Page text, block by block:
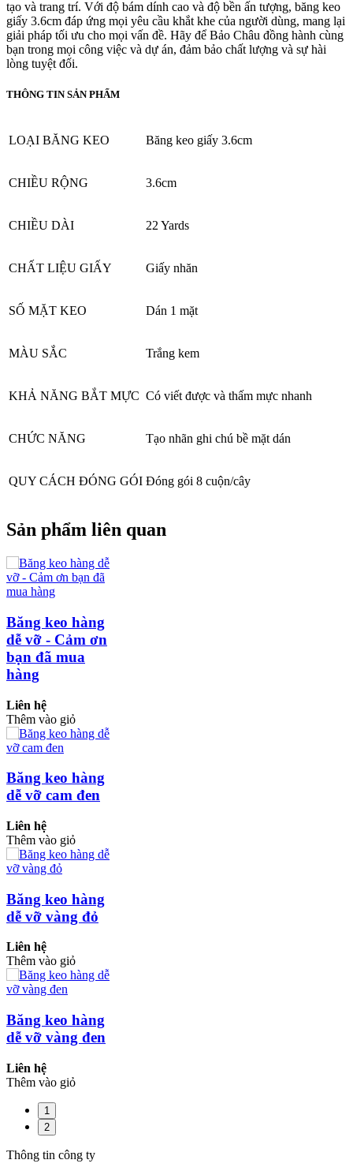
tạo và trang trí. Với độ bám dính cao và độ bền ấn tượng, băng keo
giấy 3.6cm đáp ứng mọi yêu cầu khắt khe của người dùng, mang lại
giải pháp tối ưu cho mọi vấn đề. Hãy để Bảo Châu đồng hành cùng
bạn trong mọi công việc và dự án, đảm bảo chất lượng và sự hài
lòng tuyệt đối.
THÔNG TIN SẢN PHẨM
LOẠI BĂNG KEO Băng keo giấy 3.6cm
CHIỀU RỘNG 3.6cm
CHIỀU DÀI 22 Yards
CHẤT LIỆU GIẤY Giấy nhăn
SỐ MẶT KEO Dán 1 mặt
MÀU SẮC Trắng kem
KHẢ NĂNG BẮT MỰC Có viết được và thấm mực nhanh
CHỨC NĂNG Tạo nhãn ghi chú bề mặt dán
QUY CÁCH ĐÓNG GÓI Đóng gói 8 cuộn/cây
Sản phẩm liên quan
Băng keo hàng
dễ vỡ - Cảm ơn
bạn đã mua
hàng
Liên hệ
Thêm vào giỏ
Băng keo hàng
dễ vỡ cam đen
Liên hệ
Thêm vào giỏ
Băng keo hàng
dễ vỡ vàng đỏ
Liên hệ
Thêm vào giỏ
Băng keo hàng
dễ vỡ vàng đen
Liên hệ
Thêm vào giỏ
1
2
Thông tin công ty